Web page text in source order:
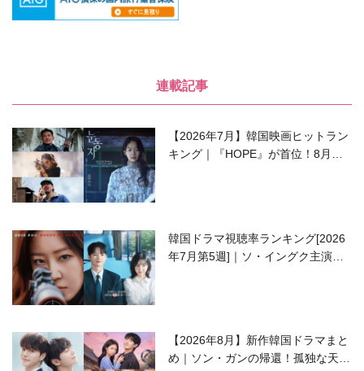
連載記事
【2026年7月】韓国映画ヒットラン
キング｜『HOPE』が首位！8月公
韓国ドラマ視聴率ランキング[2026
年7月第5週]｜ソ・イングク主演の
【2026年8月】新作韓国ドラマまと
め｜ソン・ガンの帰還！孤独な天才